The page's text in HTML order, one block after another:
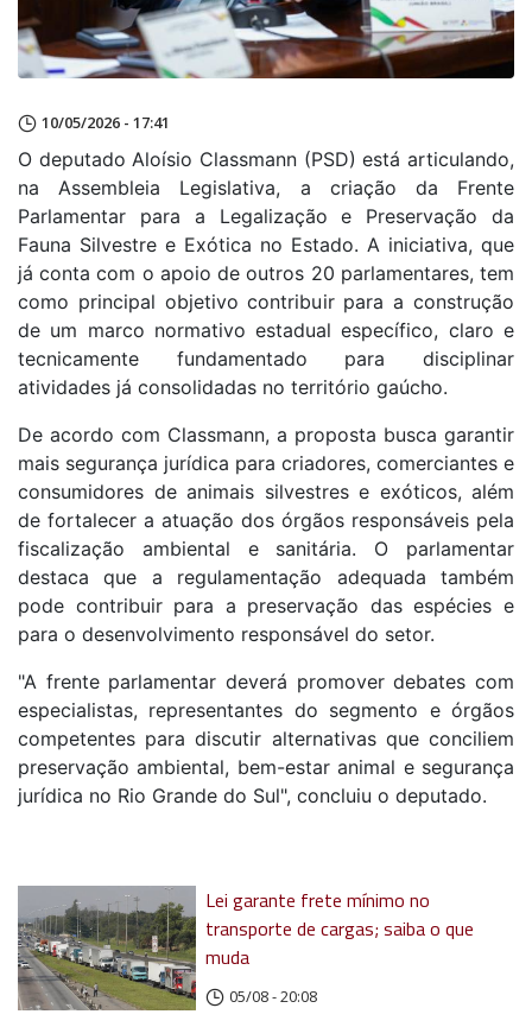
10/05/2026 - 17:41
O deputado Aloísio Classmann (PSD) está articulando,
na Assembleia Legislativa, a criação da Frente
Parlamentar para a Legalização e Preservação da
Fauna Silvestre e Exótica no Estado. A iniciativa, que
já conta com o apoio de outros 20 parlamentares, tem
como principal objetivo contribuir para a construção
de um marco normativo estadual específico, claro e
tecnicamente fundamentado para disciplinar
atividades já consolidadas no território gaúcho.
De acordo com Classmann, a proposta busca garantir
mais segurança jurídica para criadores, comerciantes e
consumidores de animais silvestres e exóticos, além
de fortalecer a atuação dos órgãos responsáveis pela
fiscalização ambiental e sanitária. O parlamentar
destaca que a regulamentação adequada também
pode contribuir para a preservação das espécies e
para o desenvolvimento responsável do setor.
"A frente parlamentar deverá promover debates com
especialistas, representantes do segmento e órgãos
competentes para discutir alternativas que conciliem
preservação ambiental, bem-estar animal e segurança
jurídica no Rio Grande do Sul", concluiu o deputado.
Lei garante frete mínimo no
transporte de cargas; saiba o que
muda
05/08 - 20:08